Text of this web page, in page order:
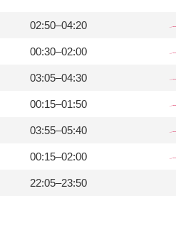
02:50–04:20
00:30–02:00
03:05–04:30
00:15–01:50
03:55–05:40
00:15–02:00
22:05–23:50